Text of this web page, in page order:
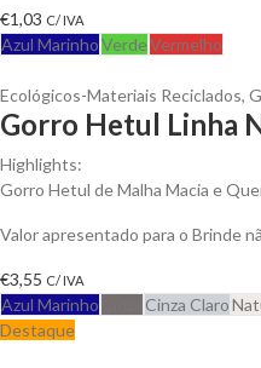
€1,03 C/ IVA
Azul MarinhoVerdeVermelho
Ecológicos-Materiais Reciclados,
Gorro Hetul Linha
Highlights:
Gorro Hetul de Malha Macia e
Valor apresentado para o Brinde
€3,55 C/ IVA
Azul Marinho Cinza Claro
Destaque